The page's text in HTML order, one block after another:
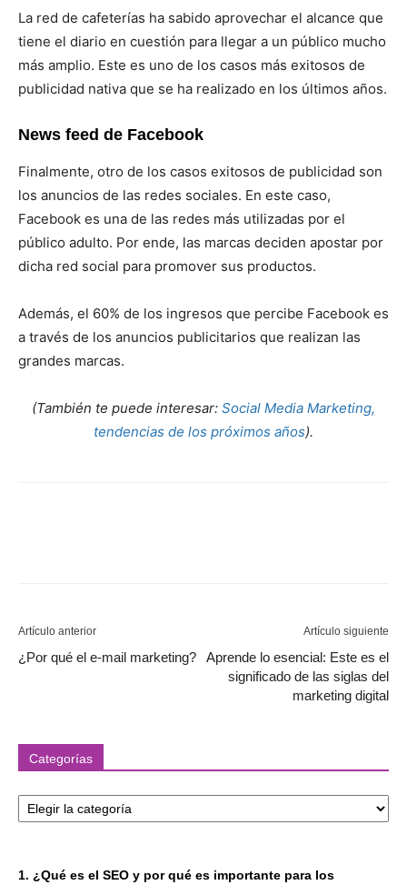
La red de cafeterías ha sabido aprovechar el alcance que
tiene el diario en cuestión para llegar a un público mucho
más amplio. Este es uno de los casos más exitosos de
publicidad nativa que se ha realizado en los últimos años.
News feed de Facebook
Finalmente, otro de los casos exitosos de publicidad son
los anuncios de las redes sociales. En este caso,
Facebook es una de las redes más utilizadas por el
público adulto. Por ende, las marcas deciden apostar por
dicha red social para promover sus productos.
Además, el 60% de los ingresos que percibe Facebook es
a través de los anuncios publicitarios que realizan las
grandes marcas.
(También te puede interesar: Social Media Marketing,
tendencias de los próximos años).
Artículo anterior
¿Por qué el e-mail marketing?
Artículo siguiente
Aprende lo esencial: Este es el
significado de las siglas del
marketing digital
Categorías
1. ¿Qué es el SEO y por qué es importante para los